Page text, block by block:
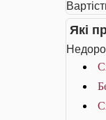
Які